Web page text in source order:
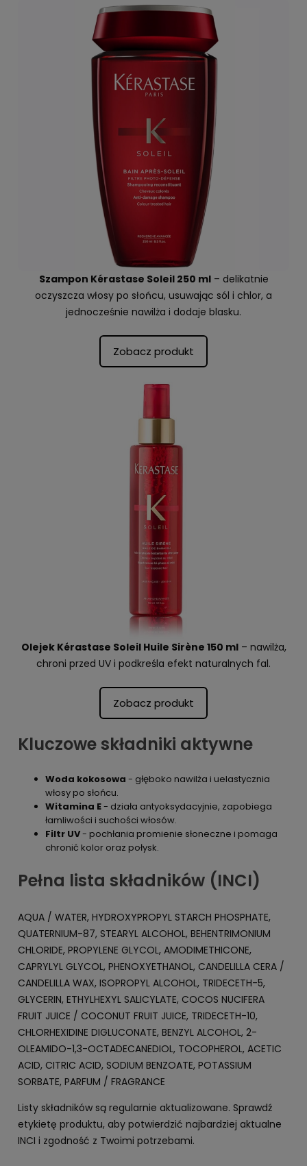
Szampon Kérastase Soleil 250 ml– delikatnie
oczyszcza włosy po słońcu, usuwając sól i chlor, a
jednocześnie nawilża i dodaje blasku.
Zobacz produkt
Olejek Kérastase Soleil Huile Sirène 150 ml– nawilża,
chroni przed UV i podkreśla efekt naturalnych fal.
Zobacz produkt
Kluczowe składniki aktywne
Woda kokosowa - głęboko nawilża i uelastycznia
włosy po słońcu.
Witamina E- działa antyoksydacyjnie, zapobiega
łamliwości i suchości włosów.
Filtr UV- pochłania promienie słoneczne i pomaga
chronić kolor oraz połysk.
Pełna lista składników (INCI)
AQUA / WATER, HYDROXYPROPYL STARCH PHOSPHATE,
QUATERNIUM-87, STEARYL ALCOHOL, BEHENTRIMONIUM
CHLORIDE, PROPYLENE GLYCOL, AMODIMETHICONE,
CAPRYLYL GLYCOL, PHENOXYETHANOL, CANDELILLA CERA /
CANDELILLA WAX, ISOPROPYL ALCOHOL, TRIDECETH-5,
GLYCERIN, ETHYLHEXYL SALICYLATE, COCOS NUCIFERA
FRUIT JUICE / COCONUT FRUIT JUICE, TRIDECETH-10,
CHLORHEXIDINE DIGLUCONATE, BENZYL ALCOHOL, 2-
OLEAMIDO-1,3-OCTADECANEDIOL, TOCOPHEROL, ACETIC
ACID, CITRIC ACID, SODIUM BENZOATE, POTASSIUM
SORBATE, PARFUM / FRAGRANCE
Listy składników są regularnie aktualizowane. Sprawdź
etykietę produktu, aby potwierdzić najbardziej aktualne
INCI i zgodność z Twoimi potrzebami.